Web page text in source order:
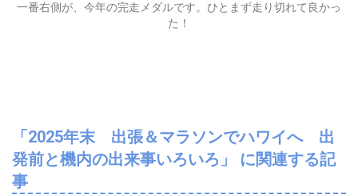
一番右側が、今年の完走メダルです。ひとまず走り切れて良かっ
た！
「2025年末 出張＆マラソンでハワイへ 出
発前と機内の出来事いろいろ」 に関連する記
事